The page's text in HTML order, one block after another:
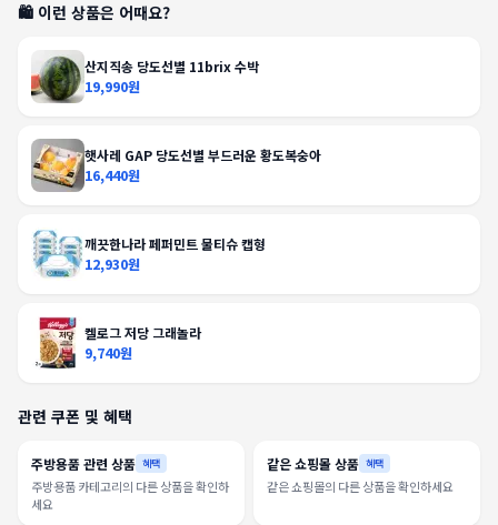
🛍️ 이런 상품은 어때요?
산지직송 당도선별 11brix 수박
19,990원
햇사레 GAP 당도선별 부드러운 황도복숭아
16,440원
깨끗한나라 페퍼민트 물티슈 캡형
12,930원
켈로그 저당 그래놀라
9,740원
관련 쿠폰 및 혜택
주방용품 관련 상품 혜택
주방용품 카테고리의 다른 상품을 확인하
세요
같은 쇼핑몰 상품 혜택
같은 쇼핑몰의 다른 상품을 확인하세요